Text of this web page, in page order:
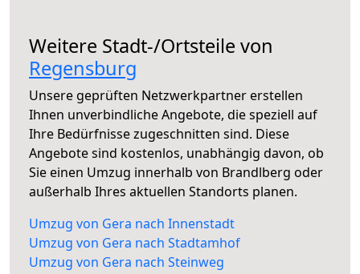
Weitere Stadt-/Ortsteile von
Regensburg
Unsere geprüften Netzwerkpartner erstellen
Ihnen unverbindliche Angebote, die speziell auf
Ihre Bedürfnisse zugeschnitten sind. Diese
Angebote sind kostenlos, unabhängig davon, ob
Sie einen Umzug innerhalb von Brandlberg oder
außerhalb Ihres aktuellen Standorts planen.
Umzug von Gera nach Innenstadt
Umzug von Gera nach Stadtamhof
Umzug von Gera nach Steinweg